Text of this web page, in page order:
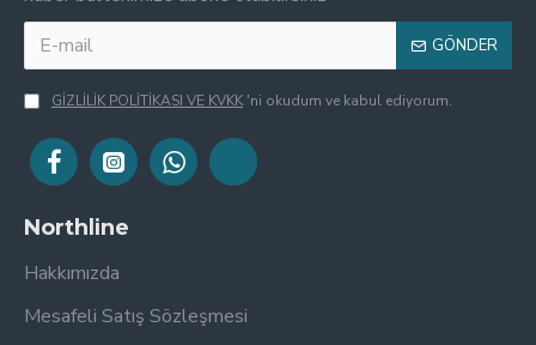
GÖNDER
GİZLİLİK POLİTİKASI VE KVKK 'ni okudum ve kabul ediyorum.
Northline
Hakkımızda
Mesafeli Satış Sözleşmesi